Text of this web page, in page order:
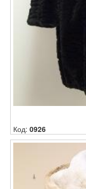
Код: 0926